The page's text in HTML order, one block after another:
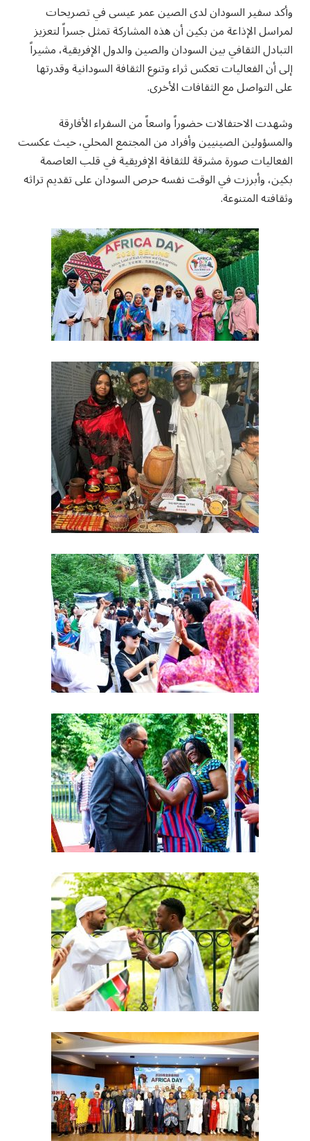
وأكد سفير السودان لدى الصين عمر عيسى في تصريحات
لمراسل الإذاعة من بكين أن هذه المشاركة تمثل جسراً لتعزيز
التبادل الثقافي بين السودان والصين والدول الإفريقية، مشيراً
إلى أن الفعاليات تعكس ثراء وتنوع الثقافة السودانية وقدرتها
على التواصل مع الثقافات الأخرى.
وشهدت الاحتفالات حضوراً واسعاً من السفراء الأفارقة
والمسؤولين الصينيين وأفراد من المجتمع المحلي، حيث عكست
الفعاليات صورة مشرقة للثقافة الإفريقية في قلب العاصمة
بكين، وأبرزت في الوقت نفسه حرص السودان على تقديم تراثه
وثقافته المتنوعة.